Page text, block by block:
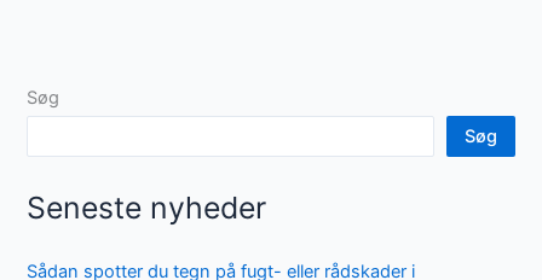
Søg
Søg
Seneste nyheder
Sådan spotter du tegn på fugt- eller rådskader i